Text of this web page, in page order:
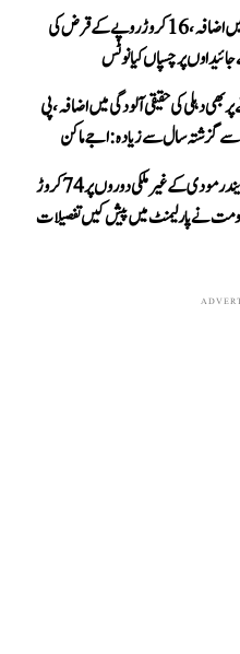
راجپال یادو کی مشکلات میں اضافہ، 16 کروڑ روپے کے قرض کی
پر چسپاں کیا نوٹس
دہلی کی حقیقی آلودگی میں اضافہ، پی
رواں سال وزیر اعظم نریندر مودی کے غیر ملکی دوروں پر 74 کروڑ
نے پارلیمنٹ میں پیش کیں تفصیلات